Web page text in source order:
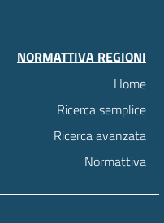
NORMATTIVA REGIONI
Home
Ricerca semplice
Ricerca avanzata
Normattiva